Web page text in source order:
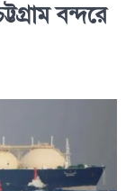
বন্দরে